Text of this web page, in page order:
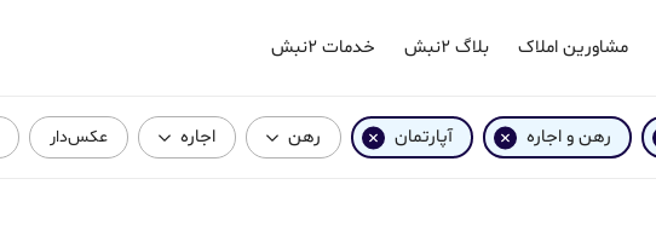
مشاورین املاک بلاگ ۲نبش خدمات ۲نبش
رهن و اجاره آپارتمان رهن اجاره عکس‌دار